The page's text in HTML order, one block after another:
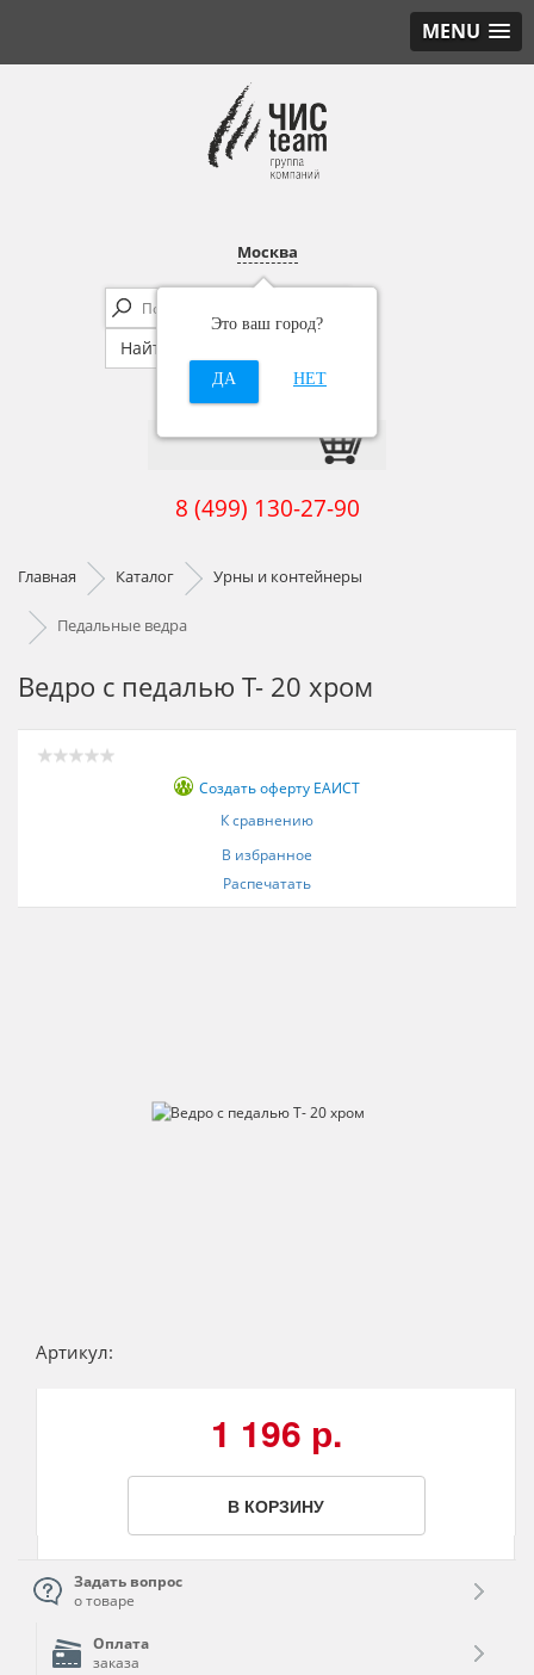
MENU
Москва
Это ваш город?
ДА НЕТ
8 (499) 130-27-90
Главная Каталог Урны и контейнеры
Педальные ведра
Ведро с педалью T- 20 хром
Создать оферту ЕАИСТ
К сравнению
В избранное
Распечатать
Артикул:
1 196 р.
В КОРЗИНУ
Задать вопрос
о товаре
Оплата
заказа